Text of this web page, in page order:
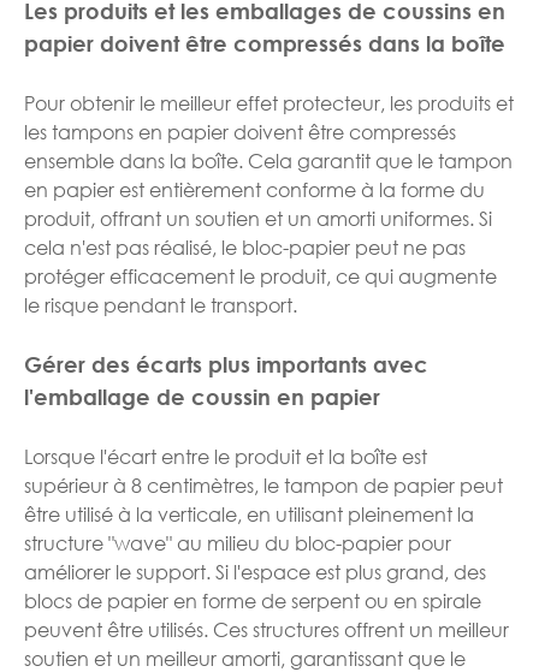
Les produits et les emballages de coussins en
papier doivent être compressés dans la boîte
Pour obtenir le meilleur effet protecteur, les produits et
les tampons en papier doivent être compressés
ensemble dans la boîte. Cela garantit que le tampon
en papier est entièrement conforme à la forme du
produit, offrant un soutien et un amorti uniformes. Si
cela n'est pas réalisé, le bloc-papier peut ne pas
protéger efficacement le produit, ce qui augmente
le risque pendant le transport.
Gérer des écarts plus importants avec
l'emballage de coussin en papier
Lorsque l'écart entre le produit et la boîte est
supérieur à 8 centimètres, le tampon de papier peut
être utilisé à la verticale, en utilisant pleinement la
structure "wave" au milieu du bloc-papier pour
améliorer le support. Si l'espace est plus grand, des
blocs de papier en forme de serpent ou en spirale
peuvent être utilisés. Ces structures offrent un meilleur
soutien et un meilleur amorti, garantissant que le